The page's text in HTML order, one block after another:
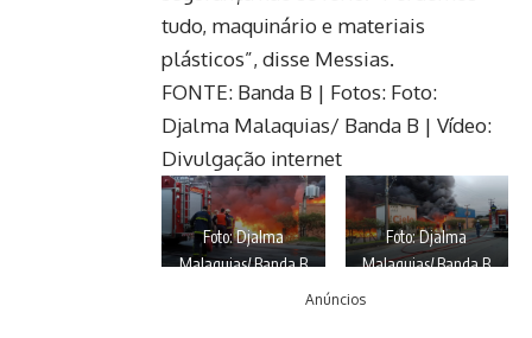
tudo, maquinário e materiais
plásticos”, disse Messias.
FONTE: Banda B | Fotos: Foto:
Djalma Malaquias/ Banda B | Vídeo:
Divulgação internet
Foto: Djalma
Malaquias/ Banda B
Foto: Djalma
Malaquias/ Banda B
Anúncios